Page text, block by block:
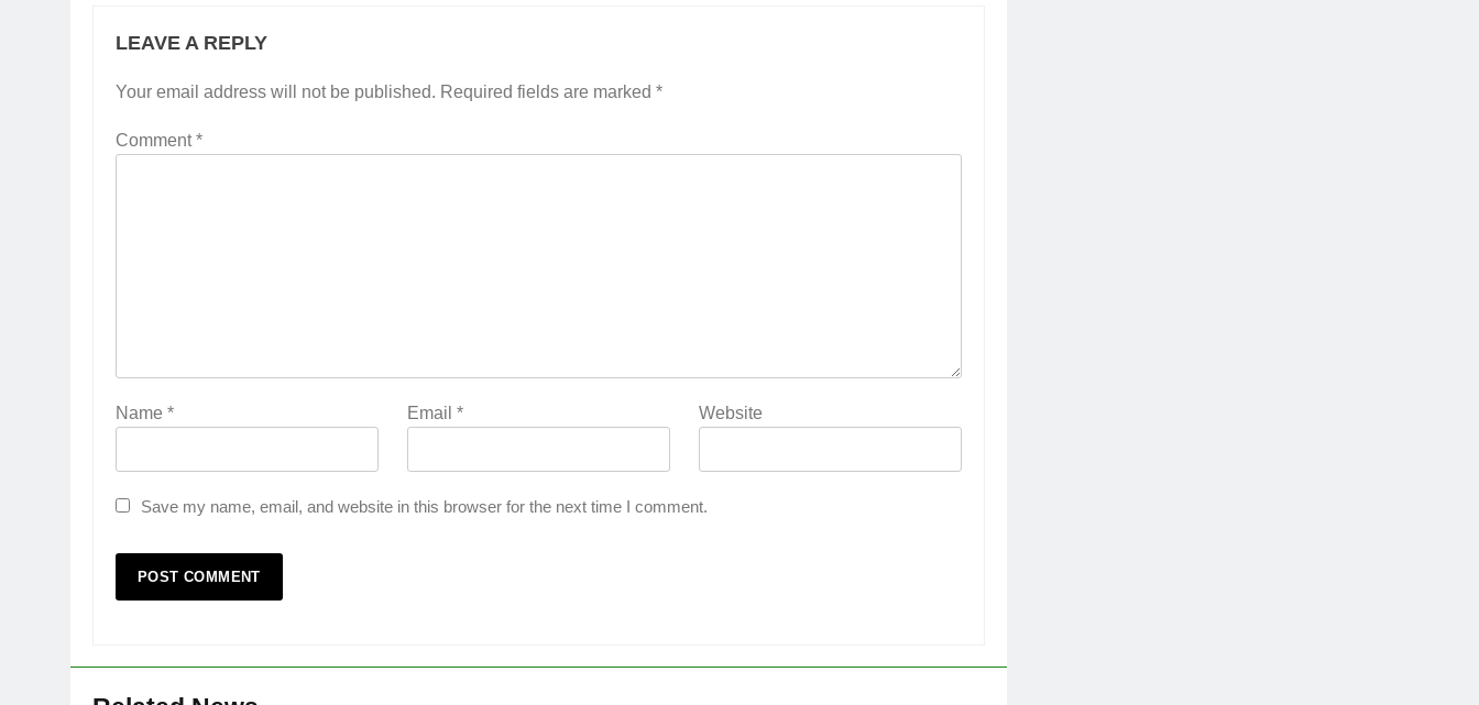
LEAVE A REPLY
Your email address will not be published. Required fields are marked *
Comment*
Name * Email* Website
Save my name, email, and website in this browser for the next time I comment.